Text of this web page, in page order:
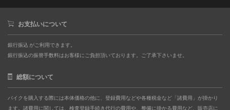
お支払いについて
銀行振込 がご利用できます。
銀行振込の振替手数料はお客様にご負担頂いております。ご了承下さいませ。
総額について
バイクを購入する際には本体価格の他に、登録費用などや各種税金など「諸費用」が掛かり
ます。諸費用に関しては、検査登録手続き代行の費用や、整備に掛かる費用など、販売店に